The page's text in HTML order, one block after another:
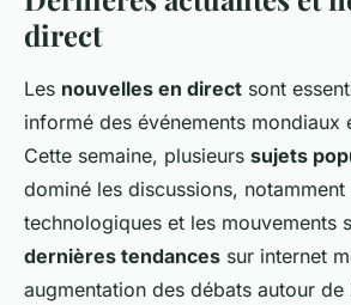
direct
Les nouvelles en direct sont
informé des événements mondiaux
Cette semaine, plusieurs sujets
dominé les discussions, notamment
technologiques et les mouvements
dernières tendances sur internet
augmentation des débats autour